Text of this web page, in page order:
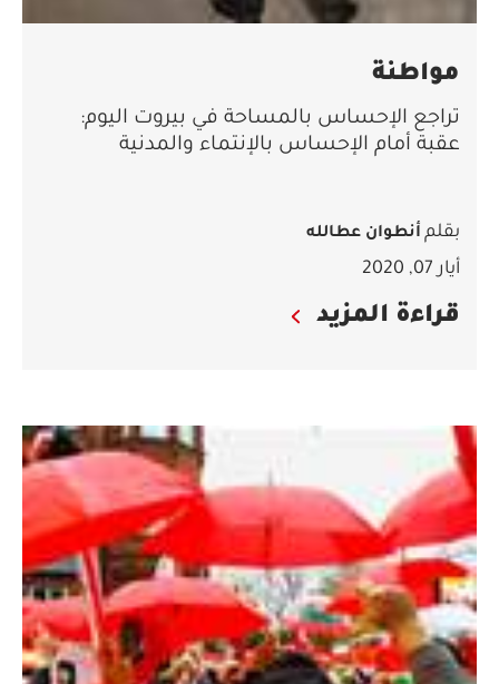
مواطنة
تراجع الإحساس بالمساحة في بيروت اليوم:
عقبة أمام الإحساس بالإنتماء والمدنية
بقلم أنطوان عطالله
أيار 07, 2020
قراءة المزيد